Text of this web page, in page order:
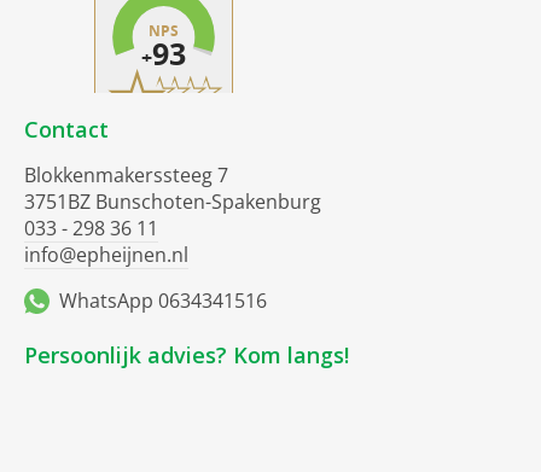
Contact
Blokkenmakerssteeg 7
3751BZ Bunschoten-Spakenburg
033 - 298 36 11
info@epheijnen.nl
WhatsApp 0634341516
Persoonlijk advies? Kom langs!